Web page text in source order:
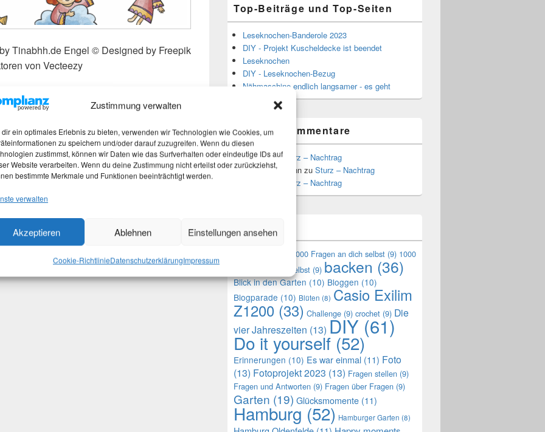
Zustimmung verwalten
dir ein optimales Erlebnis zu bieten, verwenden wir Technologien wie Cookies, um
zu speichern und/oder darauf zuzugreifen. Wenn du diesen
zustimmst, können wir Daten wie das Surfverhalten oder eindeutige IDs auf
Website verarbeiten. Wenn du deine Zustimmung nicht erteilst oder zurückziehst,
bestimmte Merkmale und Funktionen beeinträchtigt werden.
verwalten
Akzeptieren Ablehnen Einstellungen ansehen
Cookie-RichtlinieDatenschutzerklärungImpressum
Tinabhh.de Engel © Designed by Freepik
von Vecteezy
mitFrohe Weihnachten
Top-Beiträge und Top-Seiten
Leseknochen-Banderole 2023
DIY - Projekt Kuscheldecke ist beendet
Leseknochen
DIY - Leseknochen-Bezug
Nähmaschine endlich langsamer - es geht
Neueste Kommentare
MartinazuSturz – Nachtrag
Stefan Hoffmann zu Sturz – Nachtrag
Sturz – Nachtrag
Themen
1000 Fragen an dich selbst (9) 1000
Fragen an mich selbst (9) backen (36)
Blick in den Garten (10) Bloggen (10)
Blogparade (10) Blüten (8) Casio Exilim
Z1200 (33) Challenge (9) crochet (9) Die
vier Jahreszeiten (13) DIY(61)
Do it yourself (52)
Erinnerungen (10) Es war einmal (11) Foto
(13) Fotoprojekt 2023 (13) Fragen stellen (9)
Fragen und Antworten (9) Fragen über Fragen (9)
Garten (19) Glücksmomente (11)
Hamburg (52) Hamburger Garten (8)